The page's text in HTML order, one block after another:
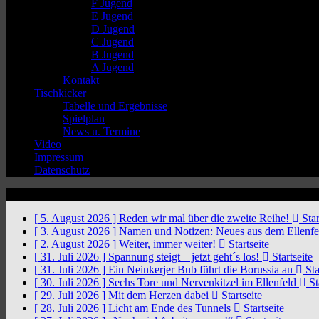
F Jugend
E Jugend
D Jugend
C Jugend
B Jugend
A Jugend
Kontakt
Tischkicker
Tabelle und Ergebnisse
Spielplan
News u. Termine
Video
Impressum
Datenschutz
[ 5. August 2026 ] Reden wir mal über die zweite Reihe!
[ 3. August 2026 ] Namen und Notizen: Neues aus dem
[ 2. August 2026 ] Weiter, immer weiter!
Startseite
[ 31. Juli 2026 ] Spannung steigt – jetzt geht´s los!
Startseite
[ 31. Juli 2026 ] Ein Neinkerjer Bub führt die Borussia an
[ 30. Juli 2026 ] Sechs Tore und Nervenkitzel im Ellenfeld
[ 29. Juli 2026 ] Mit dem Herzen dabei
Startseite
[ 28. Juli 2026 ] Licht am Ende des Tunnels
Startseite